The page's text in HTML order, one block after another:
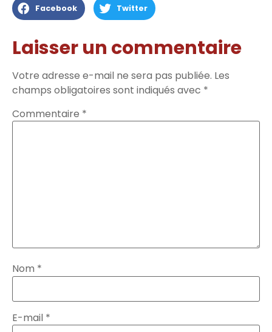
Facebook Twitter
Laisser un commentaire
Votre adresse e-mail ne sera pas publiée. Les
champs obligatoires sont indiqués avec *
Commentaire *
Nom *
E-mail *